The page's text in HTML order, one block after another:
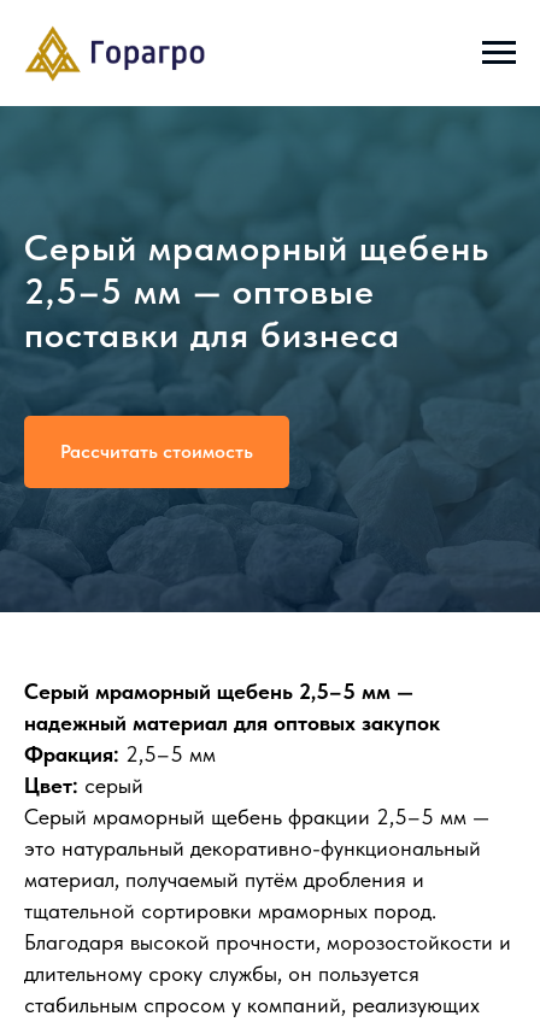
Серый мраморный щебень
2,5–5 мм — оптовые
поставки для бизнеса
Рассчитать стоимость
Серый мраморный щебень 2,5–5 мм —
надежный материал для оптовых закупок
Фракция: 2,5–5 мм
Цвет: серый
Серый мраморный щебень фракции 2,5–5 мм —
это натуральный декоративно-функциональный
материал, получаемый путём дробления и
тщательной сортировки мраморных пород.
Благодаря высокой прочности, морозостойкости и
длительному сроку службы, он пользуется
стабильным спросом у компаний, реализующих